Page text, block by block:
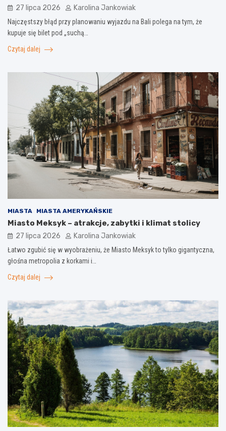
27 lipca 2026 Karolina Jankowiak
Najczęstszy błąd przy planowaniu wyjazdu na Bali polega na tym, że
kupuje się bilet pod „suchą…
Czytaj dalej
MIASTA MIASTA AMERYKAŃSKIE
Miasto Meksyk – atrakcje, zabytki i klimat stolicy
27 lipca 2026 Karolina Jankowiak
Łatwo zgubić się w wyobrażeniu, że Miasto Meksyk to tylko gigantyczna,
głośna metropolia z korkami i…
Czytaj dalej